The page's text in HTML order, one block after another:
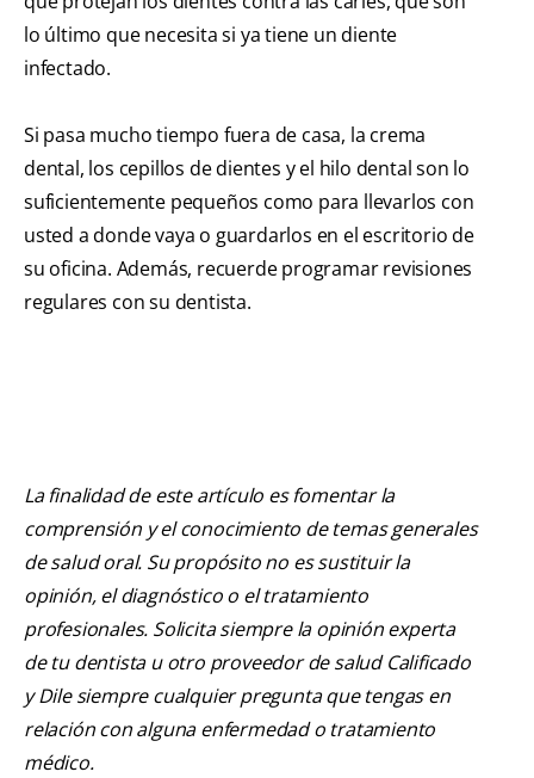
lo último que necesita si ya tiene un diente
infectado.
Si pasa mucho tiempo fuera de casa, la crema
dental, los cepillos de dientes y el hilo dental son lo
suficientemente pequeños como para llevarlos con
usted a donde vaya o guardarlos en el escritorio de
su oficina. Además, recuerde programar revisiones
regulares con su dentista.
La finalidad de este artículo es fomentar la
comprensión y el conocimiento de temas generales
de salud oral. Su propósito no es sustituir la
opinión, el diagnóstico o el tratamiento
profesionales. Solicita siempre la opinión experta
de tu dentista u otro proveedor de salud Calificado
y Dile siempre cualquier pregunta que tengas en
relación con alguna enfermedad o tratamiento
médico.